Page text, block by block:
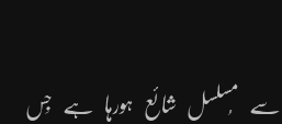
یہ میگزین اپریل 2000 سے مُسلسل شائع ہورہا ہے جِس